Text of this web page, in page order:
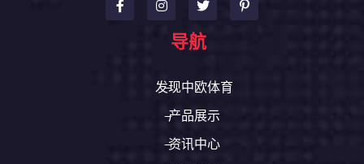
导航
发现中欧体育
产品展示
资讯中心